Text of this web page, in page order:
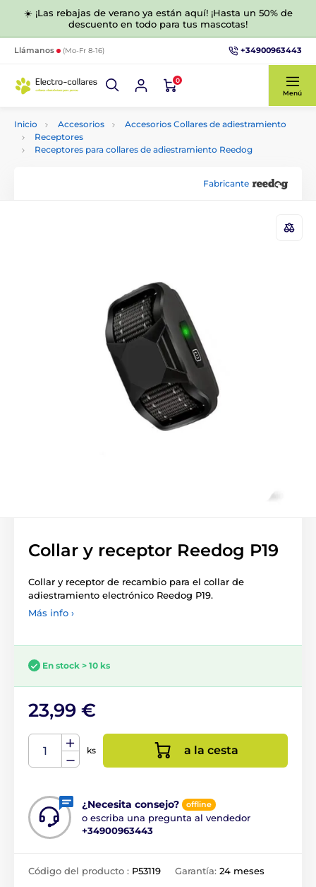
☀️ ¡Las rebajas de verano ya están aquí! ¡Hasta un 50% de
descuento en todo para tus mascotas!
Llámanos (Mo-Fr 8-16) +34900963443
0
Menú
Inicio Accesorios
Accesorios Collares de adiestramiento
Receptores
Receptores para collares de adiestramiento Reedog
Fabricante
Collar y receptor Reedog P19
Collar y receptor de recambio para el collar de
adiestramiento electrónico Reedog P19.
Más info ›
En stock > 10 ks
23,99 €
ks a la cesta
¿Necesita consejo? offline
o escriba una pregunta al vendedor
+34900963443
Código del producto : P53119 Garantía: 24 meses